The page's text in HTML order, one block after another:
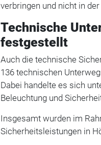
verbringen und nicht in
Technische
festgestellt
Auch die technische
136 technischen
Dabei handelte es sich
Beleuchtung und
Insgesamt wurden im
Sicherheitsleistungen in